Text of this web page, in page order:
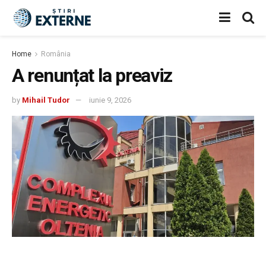
Home România
A renunțat la preaviz
by Mihail Tudor iunie 9, 2026